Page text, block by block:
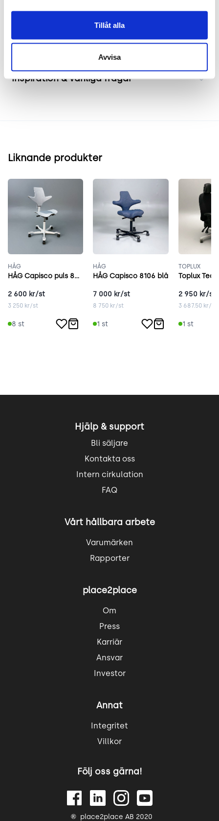
Tillåt alla
Avvisa
Frakt & leverans
Inspiration & vanliga frågar
Liknande produkter
HÅG
HÅG Capisco puls 8010 grå
2 600 kr/st
3 250 kr/st
8 st
HÅG
HÅG Capisco 8106 blå
7 000 kr/st
8 750 kr/st
1 st
TOPLUX
Toplux
2 950 kr/st
3 687.50kr/st
1 st
Hjälp & support
Bli säljare
Kontakta oss
Intern cirkulation
FAQ
Vårt hållbara arbete
Varumärken
Rapporter
place2place
Om
Press
Karriär
Ansvar
Investor
Annat
Integritet
Villkor
Följ oss gärna!
place2place AB 2020